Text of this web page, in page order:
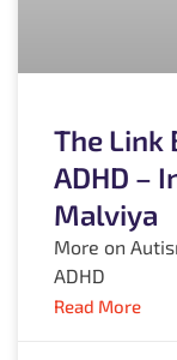
The Link
ADHD –
Malviya
More on
ADHD
Read More